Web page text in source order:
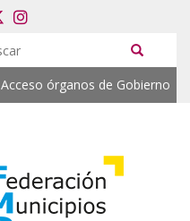
Acceso órganos de Gobierno